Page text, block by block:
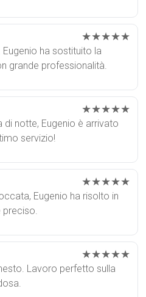
★★★★★
ha sostituito la
grande professionalità.
★★★★★
notte, Eugenio è arrivato
servizio!
★★★★★
Eugenio ha risolto in
preciso.
★★★★★
Lavoro perfetto sulla